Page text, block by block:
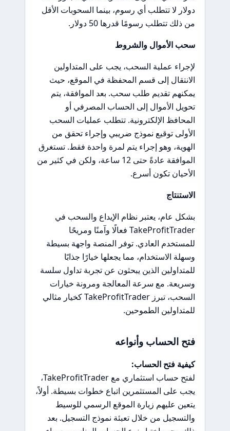
دولار لا تتطلب أي رسوم، بينما السحوبات الأقل
من ذلك تتطلب رسومًا قدرها 50 دولار.
سحب الأموال والشروط
لإجراء عملية السحب، يجب على المتداولين
الانتقال إلى قسم المحفظة في الموقع، حيث
يمكنهم تقديم طلب سحب. بعد الموافقة، يتم
تحويل الأموال إلى الحساب المصرفي أو
المحافظ الإلكترونية. تتطلب عمليات السحب
الأولى توقيع نموذج ضريبي وإجراء تحقق من
الهوية، وهو إجراء يتم لمرة واحدة فقط. تستغرق
الموافقة عادةً حتى 12 ساعة، ولكن في كثير من
الأحيان تكون أسرع.
الاستنتاج
بشكل عام، يعتبر نظام الإيداع والسحب في
TakeProfitTrader فعالًا وآمنًا ومريحًا
للمستخدم العادي. توفر المنصة واجهة بسيطة
وسهلة الاستخدام، مما يجعلها خيارًا جذابًا
للمتداولين الذين يبحثون عن تجربة تداول سلسة
وسريعة. مع سرعة المعالجة ومرونة خيارات
السحب، تبرز TakeProfitTrader كخيار مثالي
للمتداولين الطموحين.
فتح الحساب وأنواعه
كيفية فتح الحساب:
لفتح حساب استثماري مع TakeProfitTrader،
يجب على المستثمرين اتباع خطوات بسيطة. أولاً،
يتعين عليهم زيارة الموقع الرسمي للوسيط
والتسجيل من خلال تعبئة نموذج التسجيل. بعد